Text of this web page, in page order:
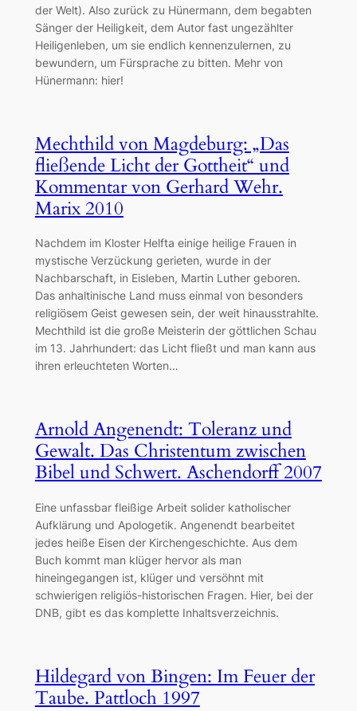
der Welt). Also zurück zu Hünermann, dem begabten
Sänger der Heiligkeit, dem Autor fast ungezählter
Heiligenleben, um sie endlich kennenzulernen, zu
bewundern, um Fürsprache zu bitten. Mehr von
Hünermann: hier!
Mechthild von Magdeburg: „Das
fließende Licht der Gottheit“ und
Kommentar von Gerhard Wehr.
Marix 2010
Nachdem im Kloster Helfta einige heilige Frauen in
mystische Verzückung gerieten, wurde in der
Nachbarschaft, in Eisleben, Martin Luther geboren.
Das anhaltinische Land muss einmal von besonders
religiösem Geist gewesen sein, der weit hinausstrahlte.
Mechthild ist die große Meisterin der göttlichen Schau
im 13. Jahrhundert: das Licht fließt und man kann aus
ihren erleuchteten Worten…
Arnold Angenendt: Toleranz und
Gewalt. Das Christentum zwischen
Bibel und Schwert. Aschendorff 2007
Eine unfassbar fleißige Arbeit solider katholischer
Aufklärung und Apologetik. Angenendt bearbeitet
jedes heiße Eisen der Kirchengeschichte. Aus dem
Buch kommt man klüger hervor als man
hineingegangen ist, klüger und versöhnt mit
schwierigen religiös-historischen Fragen. Hier, bei der
DNB, gibt es das komplette Inhaltsverzeichnis.
Hildegard von Bingen: Im Feuer der
Taube. Pattloch 1997